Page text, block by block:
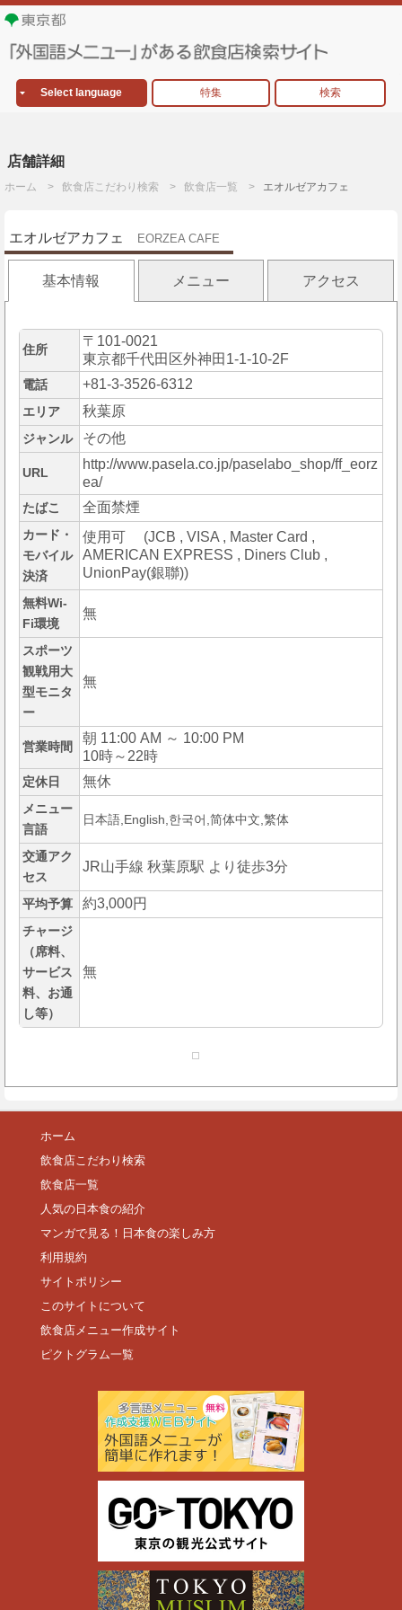
Select language 特集 検索
店舗詳細
ホーム 飲食店こだわり検索 飲食店一覧 エオルゼアカフェ
エオルゼアカフェ EORZEA CAFE
基本情報 メニュー アクセス
住所
〒101-0021
東京都千代田区外神田1-1-10-2F
電話 +81-3-3526-6312
エリア 秋葉原
ジャンル その他
URL
http://www.pasela.co.jp/paselabo_shop/ff_eorz
ea/
たばこ 全面禁煙
カード・
モバイル
決済
使用可 (JCB , VISA , Master Card ,
AMERICAN EXPRESS , Diners Club ,
UnionPay(銀聯))
無料Wi-
Fi環境
無
スポーツ
観戦用大
型モニタ
ー
無
営業時間
朝 11:00 AM ～ 10:00 PM
10時～22時
定休日 無休
メニュー
言語
日本語,English,한국어,简体中文,繁体
交通アク
セス
JR山手線 秋葉原駅 より徒歩3分
平均予算 約3,000円
チャージ
（席料、
サービス
料、お通
し等）
無
ホーム
飲食店こだわり検索
飲食店一覧
人気の日本食の紹介
マンガで見る！日本食の楽しみ方
利用規約
サイトポリシー
このサイトについて
飲食店メニュー作成サイト
ピクトグラム一覧